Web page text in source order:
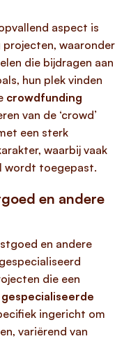
aspect is
waaronder
die bijdragen aan
hun plek vinden
crowdfunding
van de ‘crowd’
een sterk
waarbij vaak
wordt toegepast.
en andere
en andere
die een
gespecialiseerde
ingericht om
variërend van